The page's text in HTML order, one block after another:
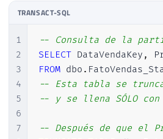
TRANSACT-SQL
1
2
3
4
5
6
7
-- Consulta de la
SELECT DataVendaKey ,
FROM dbo .
-- Esta tabla se trunca
-- y se llena SÓLO
-- Después de que el